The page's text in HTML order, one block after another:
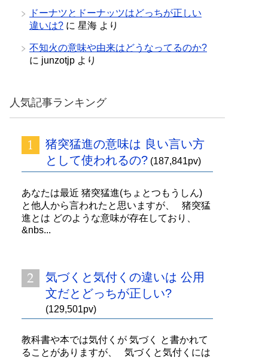
ドーナツとドーナッツはどっちが正しい
違いは? に 星海 より
不知火の意味や由来はどうなってるのか?
に junzotjp より
人気記事ランキング
猪突猛進の意味は 良い言い方
として使われるの? (187,841pv)
あなたは最近 猪突猛進(ちょとつもうしん)
と他人から言われたと思いますが、 猪突猛
進とは どのような意味が存在しており、
&nbs...
気づくと気付くの違いは 公用
文だとどっちが正しい?
(129,501pv)
教科書や本では気付くが 気づく と書かれて
ることがありますが、 気づくと気付くには